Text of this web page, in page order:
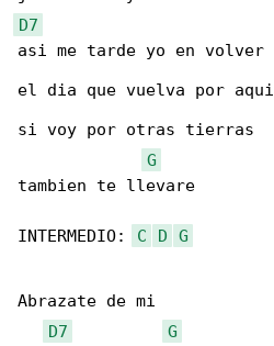
D7
asi me tarde yo en volver
el dia que vuelva por aqui
si voy por otras tierras
G
tambien te llevare
INTERMEDIO: C D G
Abrazate de mi
D7
G